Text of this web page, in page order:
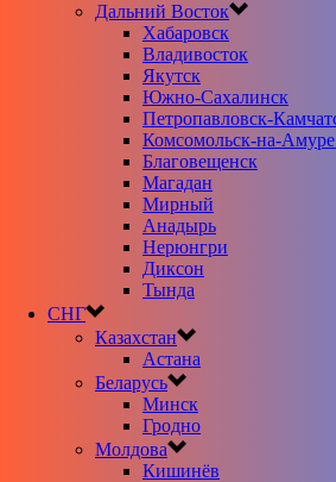
Дальний Восток
Хабаровск
Владивосток
Якутск
Южно-Сахалинск
Петропавловск-
Комсомольск-на-
Благовещенск
Магадан
Мирный
Анадырь
Нерюнгри
Диксон
Тында
СНГ
Казахстан
Астана
Беларусь
Минск
Гродно
Молдова
Кишинёв